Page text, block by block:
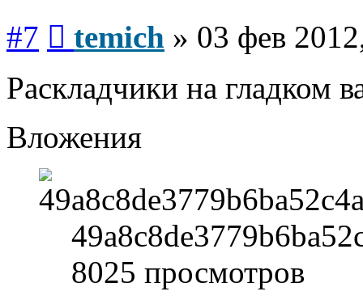
#7 temich » 03 фев
Раскладчики на гладком
Вложения
8025 просмотров